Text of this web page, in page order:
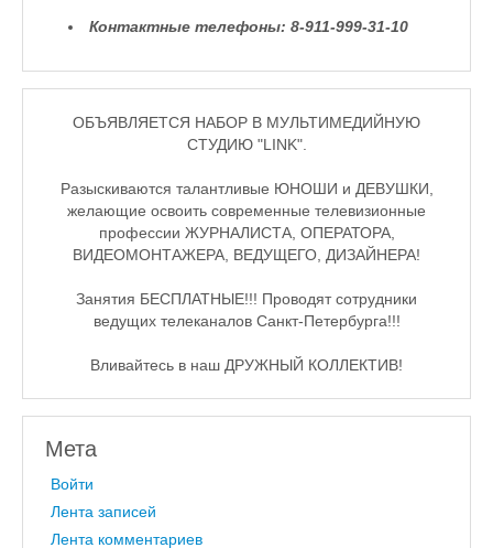
Контактные телефоны: 8-911-999-31-10
ОБЪЯВЛЯЕТСЯ НАБОР В МУЛЬТИМЕДИЙНУЮ
СТУДИЮ "LINK".
Разыскиваются талантливые ЮНОШИ и ДЕВУШКИ,
желающие освоить современные телевизионные
профессии ЖУРНАЛИСТА, ОПЕРАТОРА,
ВИДЕОМОНТАЖЕРА, ВЕДУЩЕГО, ДИЗАЙНЕРА!
Занятия БЕСПЛАТНЫЕ!!! Проводят сотрудники
ведущих телеканалов Санкт-Петербурга!!!
Вливайтесь в наш ДРУЖНЫЙ КОЛЛЕКТИВ!
Мета
Войти
Лента записей
Лента комментариев